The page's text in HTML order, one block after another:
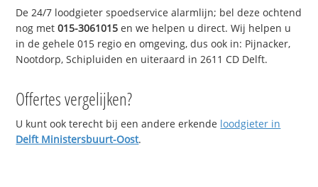
De 24/7 loodgieter spoedservice alarmlijn; bel deze ochtend
nog met015-3061015 en we helpen u direct. Wij helpen u
in de gehele 015 regio en omgeving, dus ook in: Pijnacker,
Nootdorp, Schipluiden en uiteraard in 2611 CD Delft.
Offertes vergelijken?
U kunt ook terecht bij een andere erkende loodgieter in
Delft Ministersbuurt-Oost.